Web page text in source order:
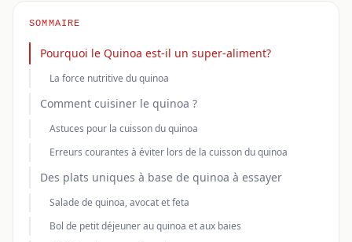
SOMMAIRE
Pourquoi le Quinoa est-il un super-aliment?
La force nutritive du quinoa
Comment cuisiner le quinoa ?
Astuces pour la cuisson du quinoa
Erreurs courantes à éviter lors de la cuisson du quinoa
Des plats uniques à base de quinoa à essayer
Salade de quinoa, avocat et feta
Bol de petit déjeuner au quinoa et aux baies